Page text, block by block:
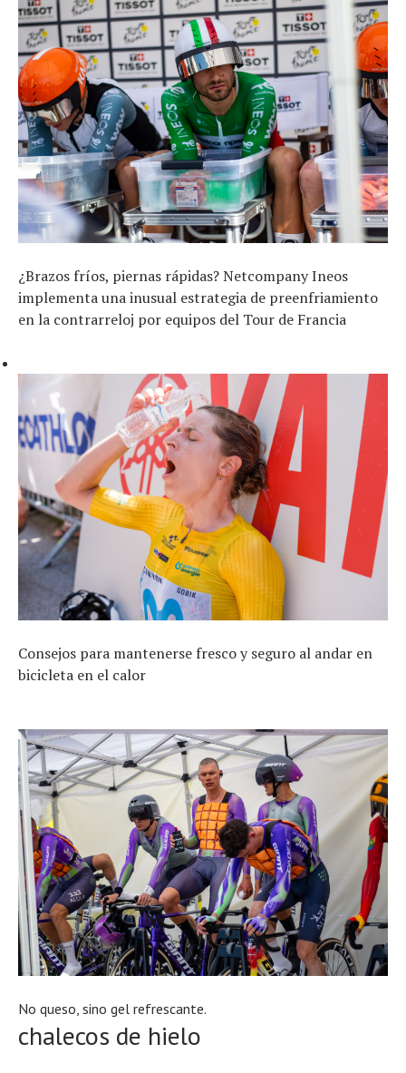
¿Brazos fríos, piernas rápidas? Netcompany Ineos
implementa una inusual estrategia de preenfriamiento
en la contrarreloj por equipos del Tour de Francia
Consejos para mantenerse fresco y seguro al andar en
bicicleta en el calor
No queso, sino gel refrescante.
chalecos de hielo